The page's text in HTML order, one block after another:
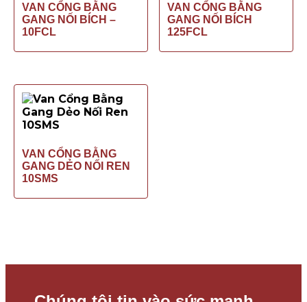
VAN CỔNG BẰNG
GANG NỐI BÍCH –
10FCL
VAN CỔNG BẰNG
GANG NỐI BÍCH
125FCL
VAN CỔNG BẰNG
GANG DẺO NỐI REN
10SMS